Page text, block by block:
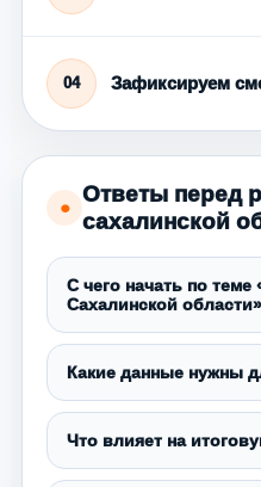
04 Зафиксируем
●
Ответы перед
сахалинской
С чего начать по теме
Сахалинской
Какие данные нужны
Что влияет на